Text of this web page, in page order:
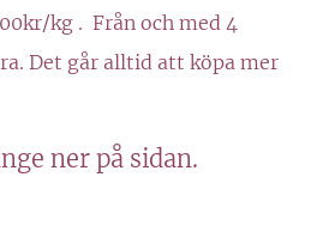
kg . Från och med 4
Det går alltid att köpa mer
ner på sidan.